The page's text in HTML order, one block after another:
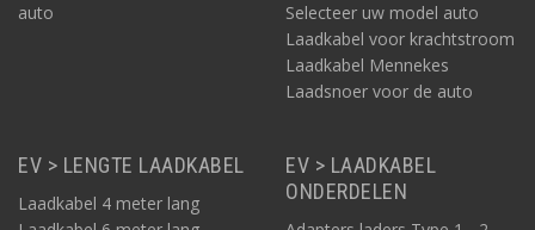
auto
Selecteer uw model auto
Laadkabel voor krachtstroom
Laadkabel Mennekes
Laadsnoer voor de auto
EV > LENGTE LAADKABEL
Laadkabel 4 meter lang
EV > LAADKABEL
ONDERDELEN